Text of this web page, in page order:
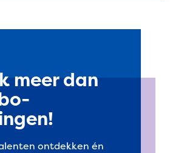
meer dan
ontdekken én